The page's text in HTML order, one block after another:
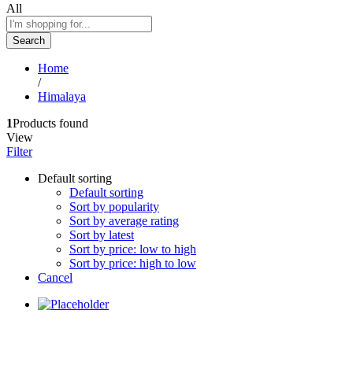
All
Search
Home
/
Himalaya
1Products found
View
Filter
Default sorting
Default sorting
Sort by popularity
Sort by average rating
Sort by latest
Sort by price: low to high
Sort by price: high to low
Cancel